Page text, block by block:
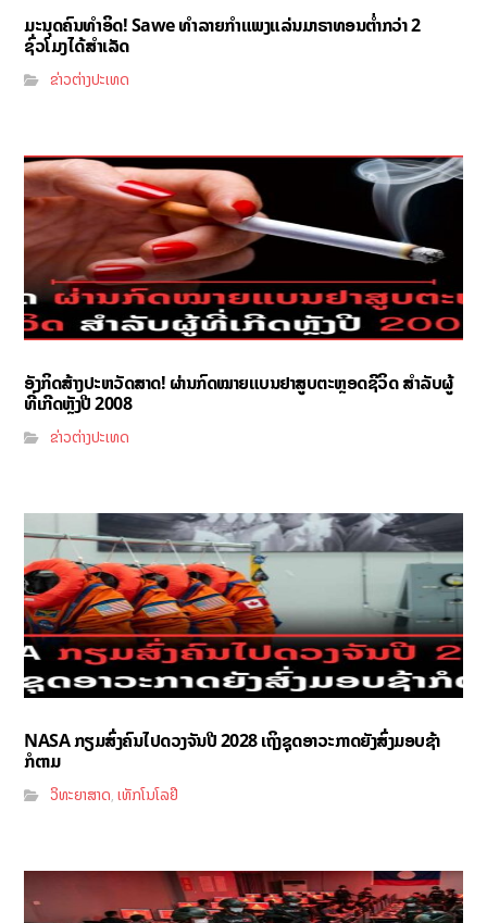
ມະນຸດຄົນທຳອິດ! Sawe ທຳລາຍກຳແພງແລ່ນມາຣາທອນຕ່ຳກວ່າ 2
ຊົ່ວໂມງໄດ້ສຳເລັດ
ຂ່າວຕ່າງປະເທດ
ອັງກິດສ້າງປະຫວັດສາດ! ຜ່ານກົດໝາຍແບນຢາສູບຕະຫຼອດຊີວິດ ສຳລັບຜູ້
ທີ່ເກີດຫຼັງປີ 2008
ຂ່າວຕ່າງປະເທດ
NASA ກຽມສົ່ງຄົນໄປດວງຈັນປີ 2028 ເຖິງຊຸດອາວະກາດຍັງສົ່ງມອບຊ້າ
ກໍຕາມ
ວິທະຍາສາດ,ເທັກໂນໂລຢີ